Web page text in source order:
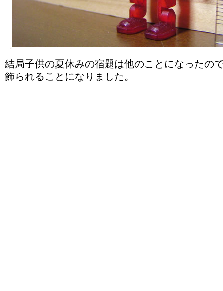
結局子供の夏休みの宿題は他のことになったの
飾られることになりました。